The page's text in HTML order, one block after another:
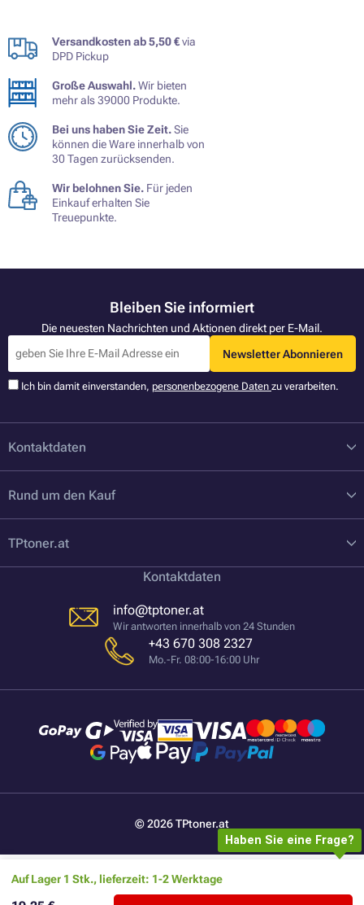
Auf Lager 1 Stk., lieferzeit: 1-2 Werktage
Versandkosten ab 5,50 €via
DPD Pickup
Große Auswahl.Wir bieten
mehr als 39000 Produkte.
Bei uns haben Sie Zeit.Sie
können die Ware innerhalb von
30 Tagen zurücksenden.
Wir belohnen Sie. Für jeden
Einkauf erhalten Sie
Treuepunkte.
Bleiben Sie informiert
Die neuesten Nachrichten und Aktionen direkt per E-Mail.
Newsletter Abonnieren
Ich bin damit einverstanden, personenbezogene Daten zu verarbeiten.
Kontaktdaten
Rund um den Kauf
TPtoner.at
Kontaktdaten
info@tptoner.at
Wir antworten innerhalb von 24 Stunden
+43 670 308 2327
Mo.-Fr. 08:00-16:00 Uhr
© 2026 TPtoner.at
Haben Sie eine Frage?